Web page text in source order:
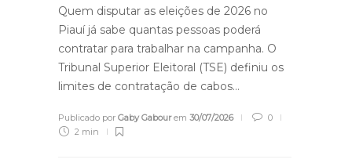
Quem disputar as eleições de 2026 no
Piauí já sabe quantas pessoas poderá
contratar para trabalhar na campanha. O
Tribunal Superior Eleitoral (TSE) definiu os
limites de contratação de cabos…
Publicado por Gaby Gabourem 30/07/2026
0
2 min